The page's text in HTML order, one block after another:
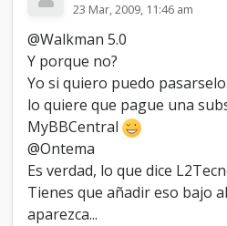
23 Mar, 2009, 11:46 am
@Walkman 5.0
Y porque no?
Yo si quiero puedo
lo quiere que pague una
MyBBCentral
@Ontema
Es verdad, lo que dice
Tienes que añadir eso bajo
aparezca...